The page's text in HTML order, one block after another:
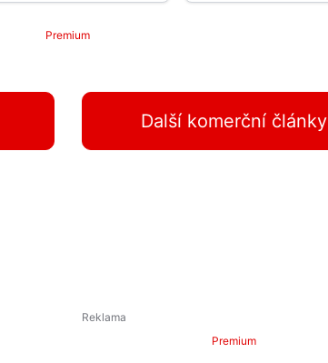
Premium
Další komerční články
Premium